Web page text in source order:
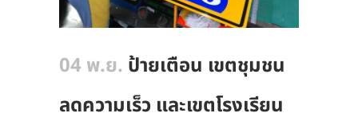
04 พ.ย. ป้ายเตือน เขตชุมชน
ลดความเร็ว และเขตโรงเรียน